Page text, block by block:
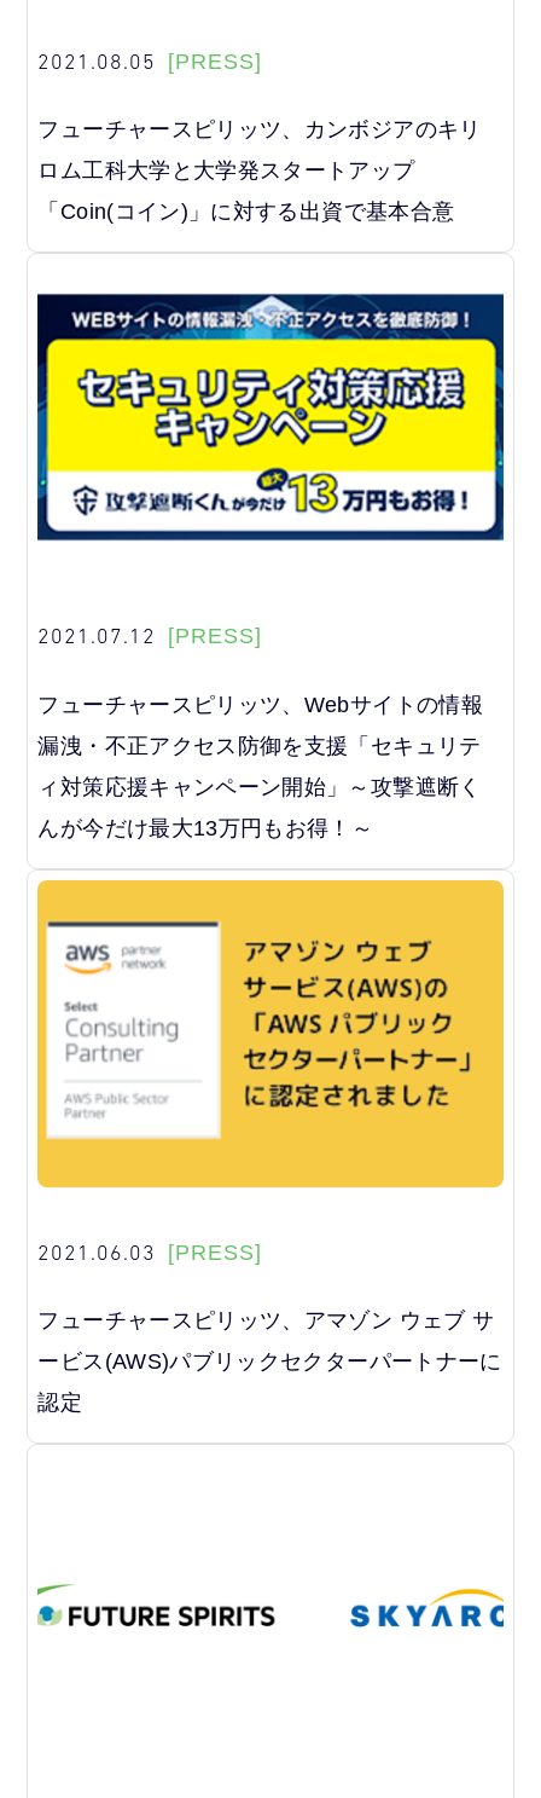
2021.08.05 [PRESS]
フューチャースピリッツ、カンボジアのキリ
ロム工科大学と大学発スタートアップ
「Coin(コイン)」に対する出資で基本合意
2021.07.12 [PRESS]
フューチャースピリッツ、Webサイトの情報
漏洩・不正アクセス防御を支援「セキュリテ
ィ対策応援キャンペーン開始」～攻撃遮断く
んが今だけ最大13万円もお得！～
2021.06.03 [PRESS]
フューチャースピリッツ、アマゾン ウェブ サ
ービス(AWS)パブリックセクターパートナーに
認定